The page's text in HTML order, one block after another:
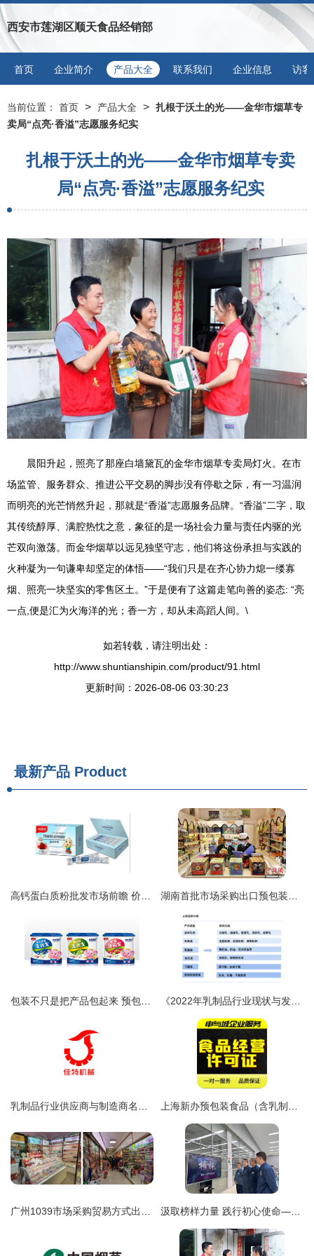
西安市莲湖区顺天食品经销部
首页 企业简介 产品大全 联系我们 企业信息 访客
当前位置： 首页 > 产品大全 > 扎根于沃土的光——金华市烟草专
卖局“点亮·香溢”志愿服务纪实
扎根于沃土的光——金华市烟草专卖
局“点亮·香溢”志愿服务纪实
晨阳升起，照亮了那座白墙黛瓦的金华市烟草专卖局灯火。在市
场监管、服务群众、推进公平交易的脚步没有停歇之际，有一习温润
而明亮的光芒悄然升起，那就是“香溢”志愿服务品牌。“香溢”二字，取
其传统醇厚、满腔热忱之意，象征的是一场社会力量与责任内驱的光
芒双向激荡。而金华烟草以远见独坚守志，他们将这份承担与实践的
火种凝为一句谦卑却坚定的体悟——“我们只是在齐心协力熄一缕寡
烟、照亮一块坚实的零售区土。”于是便有了这篇走笔向善的姿态: “亮
一点,便是汇为火海洋的光；香一方，却从未高蹈人间。\
如若转载，请注明出处：
http://www.shuntianshipin.com/product/91.html
更新时间：2026-08-06 03:30:23
最新产品 Product